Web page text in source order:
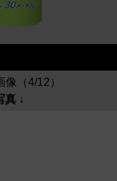
（4/12）
真 ↓